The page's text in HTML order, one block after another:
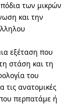
των μικρών
και την
εξέταση που
στάση και τη
του
τις ανατομικές
περπατάμε ή